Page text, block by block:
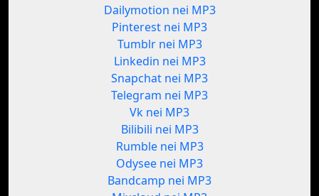
Dailymotion nei MP3
Pinterest nei MP3
Tumblr nei MP3
Linkedin nei MP3
Snapchat nei MP3
Telegram nei MP3
Vk nei MP3
Bilibili nei MP3
Rumble nei MP3
Odysee nei MP3
Bandcamp nei MP3